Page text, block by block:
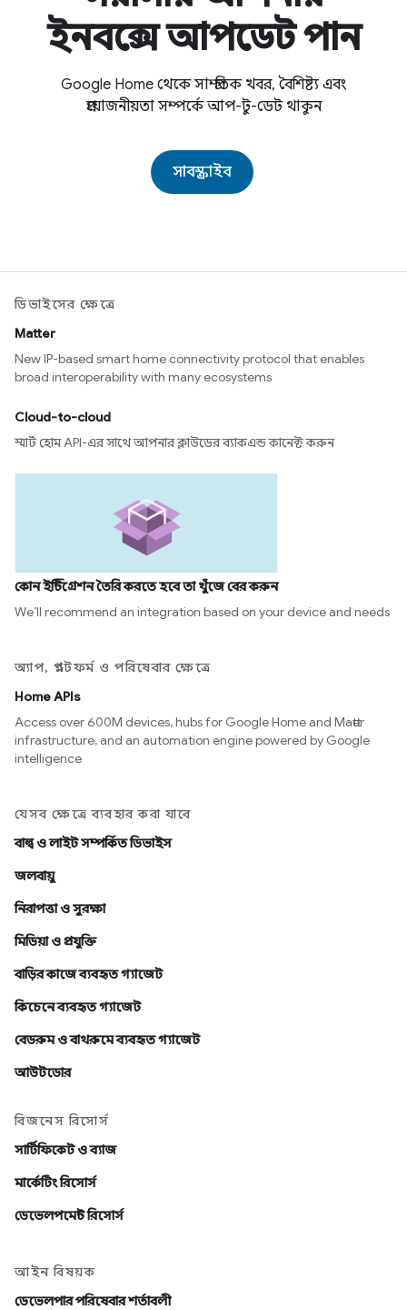
ইনবক্সে আপডেট পান
Google Home থেকে সাম্প্রতিক খবর, বৈশিষ্ট্য এবং
প্রয়োজনীয়তা সম্পর্কে আপ-টু-ডেট থাকুন
সাবস্ক্রাইব
ডিভাইসের ক্ষেত্রে
Matter
New IP-based smart home connectivity protocol that enables
broad interoperability with many ecosystems
Cloud-to-cloud
স্মার্ট হোম API-এর সাথে আপনার ক্লাউডের ব্যাকএন্ড কানেক্ট করুন
কোন ইন্টিগ্রেশন তৈরি করতে হবে তা খুঁজে বের করুন
We’ll recommend an integration based on your device and needs
অ্যাপ, প্ল্যাটফর্ম ও পরিষেবার ক্ষেত্রে
Home APIs
Access over 600M devices, hubs for Google Home and Matter
infrastructure, and an automation engine powered by Google
intelligence
যেসব ক্ষেত্রে ব্যবহার করা যাবে
বাল্ব ও লাইট সম্পর্কিত ডিভাইস
জলবায়ু
নিরাপত্তা ও সুরক্ষা
মিডিয়া ও প্রযুক্তি
বাড়ির কাজে ব্যবহৃত গ্যাজেট
কিচেনে ব্যবহৃত গ্যাজেট
বেডরুম ও বাথরুমে ব্যবহৃত গ্যাজেট
আউটডোর
বিজনেস রিসোর্স
সার্টিফিকেট ও ব্যাজ
মার্কেটিং রিসোর্স
ডেভেলপমেন্ট রিসোর্স
আইন বিষয়ক
ডেভেলপার পরিষেবার শর্তাবলী